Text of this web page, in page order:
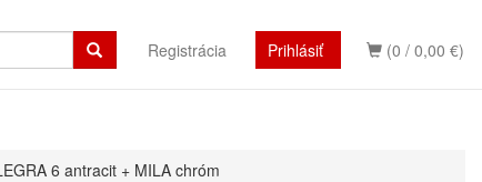
(0 / 0,00 €)
Registrácia Prihlásiť
6 antracit + MILA chróm